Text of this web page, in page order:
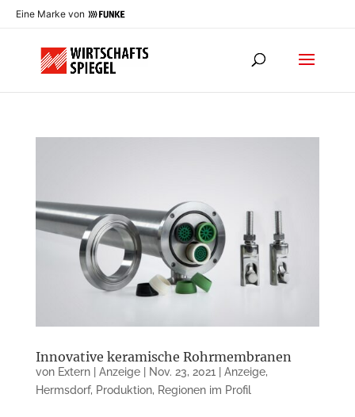
Eine Marke von
Innovative keramische Rohrmembranen
von Extern | Anzeige| Nov. 23, 2021 Anzeige,
Hermsdorf, Produktion, Regionen im Profil